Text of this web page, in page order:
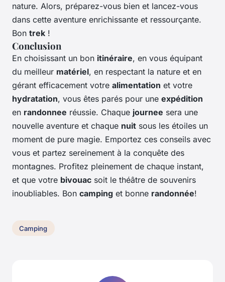
nature. Alors, préparez-vous bien et lancez-vous
dans cette aventure enrichissante et ressourçante.
Bon trek !
Conclusion
En choisissant un bon itinéraire, en vous équipant
du meilleur matériel, en respectant la nature et en
gérant efficacement votre alimentation et votre
hydratation, vous êtes parés pour une expédition
en randonnee réussie. Chaque journee sera une
nouvelle aventure et chaque nuit sous les étoiles un
moment de pure magie. Emportez ces conseils avec
vous et partez sereinement à la conquête des
montagnes. Profitez pleinement de chaque instant,
et que votre bivouac soit le théâtre de souvenirs
inoubliables. Bon camping et bonne randonnée!
Camping